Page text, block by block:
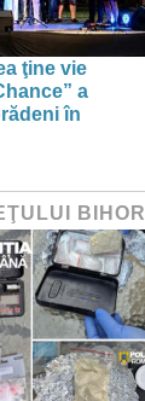
ţine vie
a
în
BIHOR